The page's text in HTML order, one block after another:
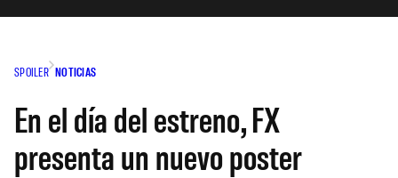
SPOILER NOTICIAS
En el día del estreno, FX
presenta un nuevo poster